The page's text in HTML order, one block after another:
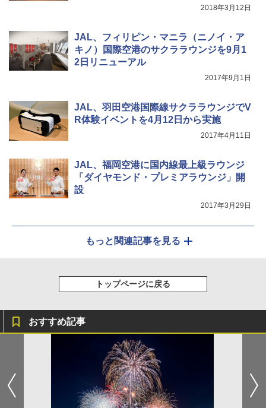
2018年3月12日
JAL、フィリピン・マニラ（ニノイ・ア
キノ）国際空港のサクララウンジを9月1
2日リニューアル
2017年9月1日
JAL、羽田空港国際線サクララウンジでV
R体験イベントを4月12日から実施
2017年4月11日
JAL、福岡空港に国内線最上級ラウンジ
「ダイヤモンド・プレミアラウンジ」開
設
2017年3月29日
もっと関連記事を見る
トップページに戻る
おすすめ記事